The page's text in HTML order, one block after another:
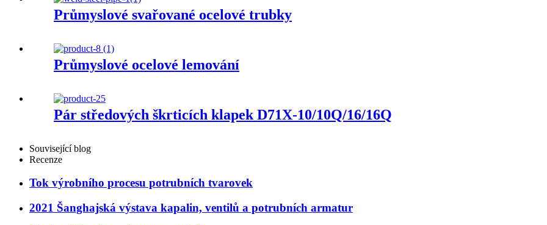
Průmyslové svařované ocelové trubky
Průmyslové ocelové lemování
Pár středových škrticích klapek D71X-10/10Q/16/16Q
Související blog
Recenze
Tok výrobního procesu potrubních tvarovek
2021 Šanghajská výstava kapalin, ventilů a potrubních armatur